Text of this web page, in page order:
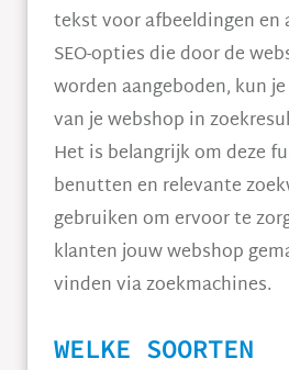
tekst voor afbeeldingen en
SEO-opties die door de
worden aangeboden, kun
van je webshop in
Het is belangrijk om deze
benutten en relevante
gebruiken om ervoor te
klanten jouw webshop
vinden via zoekmachines.
WELKE SOORTEN